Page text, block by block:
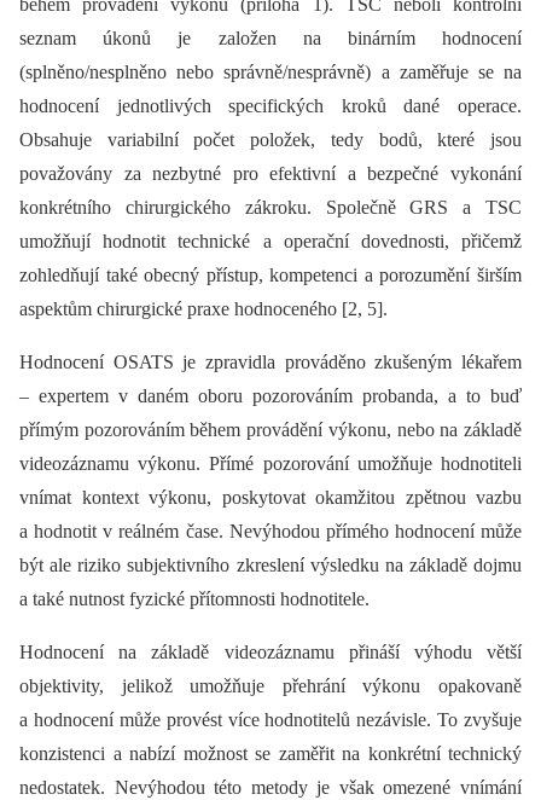
během provádění výkonu (příloha 1). TSC neboli kontrolní
seznam úkonů je založen na binárním hodnocení
(splněno/nesplněno nebo správně/nesprávně) a zaměřuje se na
hodnocení jednotlivých specifických kroků dané operace.
Obsahuje variabilní počet položek, tedy bodů, které jsou
považovány za nezbytné pro efektivní a bezpečné vykonání
konkrétního chirurgického zákroku. Společně GRS a TSC
umožňují hodnotit technické a operační dovednosti, přičemž
zohledňují také obecný přístup, kompetenci a porozumění širším
aspektům chirurgické praxe hodnoceného [2, 5].
Hodnocení OSATS je zpravidla prováděno zkušeným lékařem
–⁠ expertem v daném oboru pozorováním probanda, a to buď
přímým pozorováním během provádění výkonu, nebo na základě
videozáznamu výkonu. Přímé pozorování umožňuje hodnotiteli
vnímat kontext výkonu, poskytovat okamžitou zpětnou vazbu
a hodnotit v reálném čase. Nevýhodou přímého hodnocení může
být ale riziko subjektivního zkreslení výsledku na základě dojmu
a také nutnost fyzické přítomnosti hodnotitele.
Hodnocení na základě videozáznamu přináší výhodu větší
objektivity, jelikož umožňuje přehrání výkonu opakovaně
a hodnocení může provést více hodnotitelů nezávisle. To zvyšuje
konzistenci a nabízí možnost se zaměřit na konkrétní technický
nedostatek. Nevýhodou této metody je však omezené vnímání